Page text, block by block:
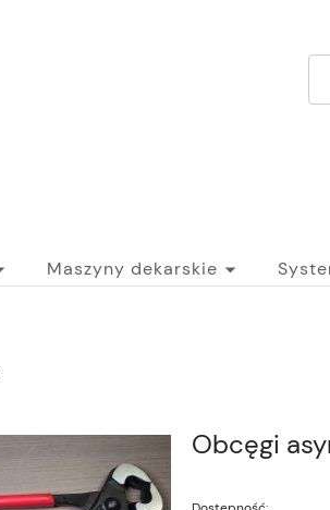
Maszyny dekarskie
Obcęgi